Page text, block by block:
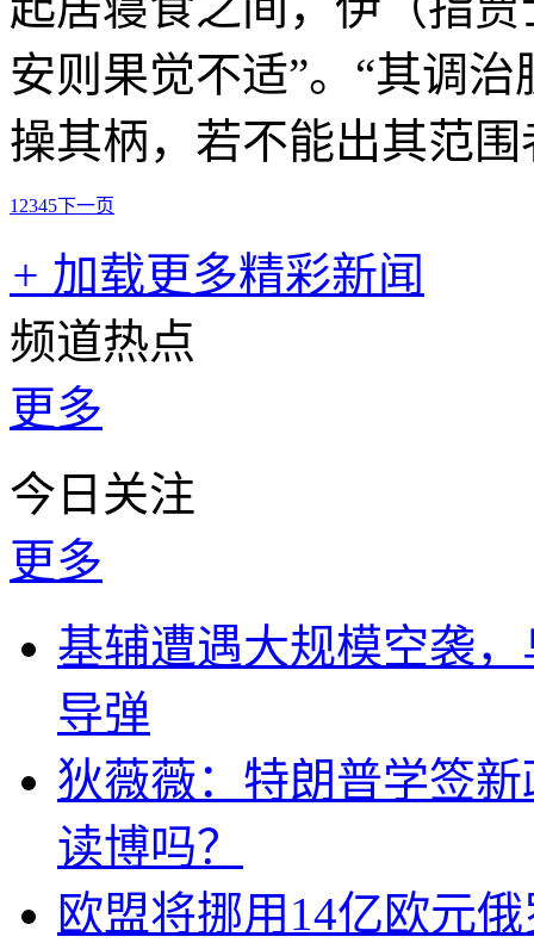
安则果觉不适”。“其调
操其柄，若不能出其范围
1 2345下一页
+ 加载更多精彩新闻
频道热点
更多
今日关注
更多
基辅遭遇大规模空袭
导弹
狄薇薇：特朗普学签
读博吗？
欧盟将挪用14亿欧元